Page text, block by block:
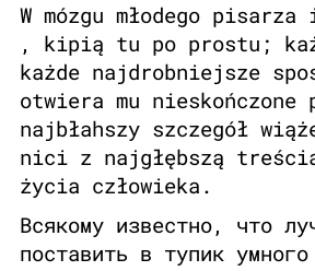
W mózgu młodego
, kipią tu po prostu;
każde najdrobniejsze
otwiera mu nieskończone
najbłahszy szczegół
nici z najgłębszą treścią
życia człowieka.
Всякому известно, что
поставить в тупик